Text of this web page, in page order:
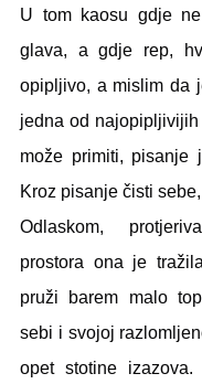
U tom kaosu gdje
glava, a gdje rep,
opipljivo, a mislim da
jedna od
može primiti, pisanje
Kroz pisanje čisti
Odlaskom,
prostora ona je
pruži barem malo
sebi i svojoj
opet stotine